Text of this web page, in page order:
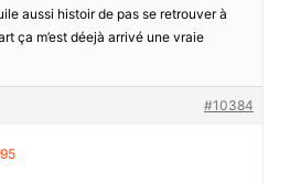
aussi histoir de pas se retrouver à
ça m’est déejà arrivé une vraie
#10384